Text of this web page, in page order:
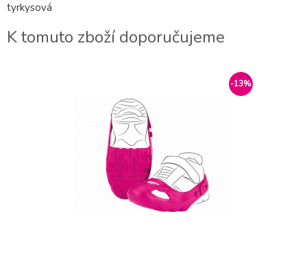
tyrkysová
K tomuto zboží doporučujeme
-13%